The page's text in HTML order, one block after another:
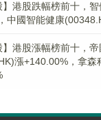
】港股跌幅榜前十，
中國智能健康
】港股漲幅榜前十，
漲+140.00%，拿森